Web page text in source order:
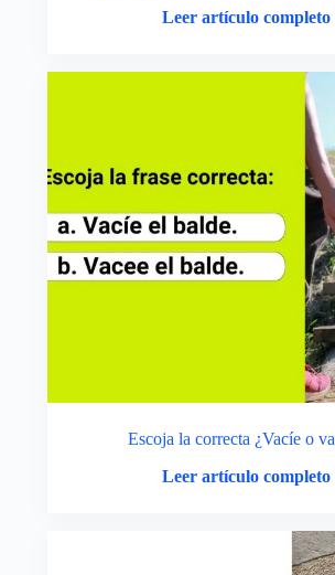
Leer artículo completo
Escoja la correcta ¿Vacíe o
Leer artículo completo